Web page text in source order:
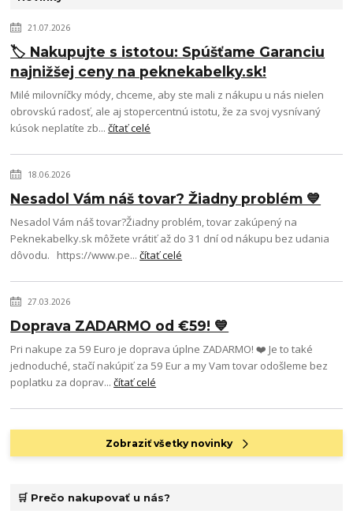
21.07.2026
🏷️ Nakupujte s istotou: Spúšťame Garanciu
najnižšej ceny na peknekabelky.sk!
Milé milovníčky módy, chceme, aby ste mali z nákupu u nás nielen
obrovskú radosť, ale aj stopercentnú istotu, že za svoj vysnívaný
kúsok neplatíte zb...čítať celé
18.06.2026
Nesadol Vám náš tovar? Žiadny problém 💙
Nesadol Vám náš tovar?Žiadny problém, tovar zakúpený na
Peknekabelky.sk môžete vrátiť až do 31 dní od nákupu bez udania
dôvodu. https://www.pe...čítať celé
27.03.2026
Doprava ZADARMO od €59! 💙
Pri nakupe za 59 Euro je doprava úplne ZADARMO! ❤️ Je to také
jednoduché, stačí nakúpiť za 59 Eur a my Vam tovar odošleme bez
poplatku za doprav...čítať celé
Zobraziť všetky novinky
🛒 Prečo nakupovať u nás?